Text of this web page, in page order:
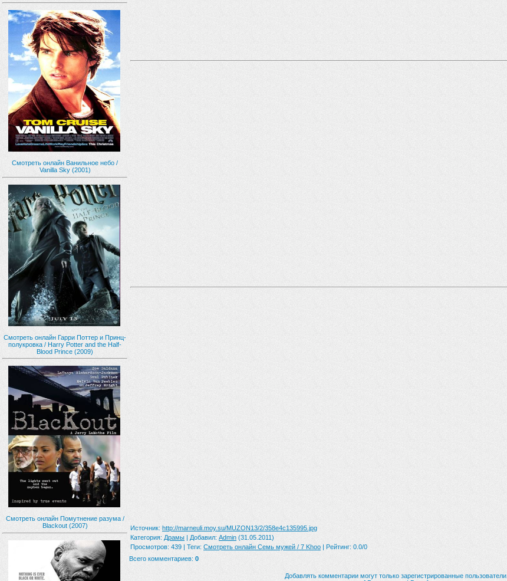
Смотреть онлайн Ванильное небо /
Vanilla Sky (2001)
Смотреть онлайн Гарри Поттер и Принц-
полукровка / Harry Potter and the Half-
Blood Prince (2009)
Смотреть онлайн Помутнение разума /
Blackout (2007)
Источник: http://marneuli.moy.su/MUZON13/2/358e4c135995.jpg
Категория: Драмы | Добавил: Admin (31.05.2011)
Просмотров: 439 | Теги: Смотреть онлайн Семь мужей / 7 Khoo | Рейтинг: 0.0/0
Всего комментариев: 0
Добавлять комментарии могут только зарегистрированные пользователи.